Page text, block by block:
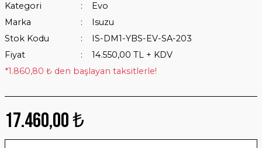
Kategori
Evo
Marka
Isuzu
Stok Kodu
IS-DM1-YBS-EV-SA-203
Fiyat
14.550,00 TL + KDV
*1.860,80 ₺ den başlayan taksitlerle!
17.460,00 ₺